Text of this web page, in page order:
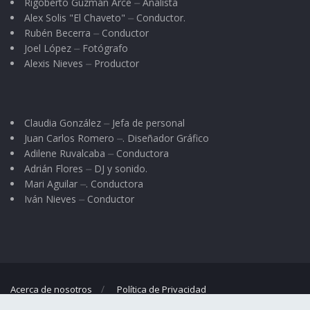
y medidas para evitar conflictos de intereses.
La elección a presidente de la FIFA tendrá lugar
en Zúrich en junio de 2015.
Alex Solis "El Chaveto" ⏤ Conductor.
Rubén Becerra ⏤ Conductor
Joel López ⏤ Fotógrafo
Alexis Nieves ⏤ Productor
Claudia González ⏤ Jefa de personal
Juan Carlos Romero ⏤. Diseñador Gráfico
Adilene Ruvalcaba ⏤ Conductora
Adrián Flores ⏤ DJ y sonido.
Mari Aguilar ⏤. Conductora
Iván Nieves ⏤ Conductor
Acerca de nosotros Política de Privacidad